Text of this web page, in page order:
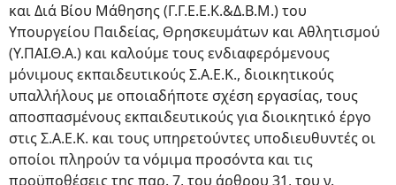
και Διά Βίου Μάθησης (Γ.Γ.Ε.Ε.Κ.&Δ.Β.Μ.) του
Υπουργείου Παιδείας, Θρησκευμάτων και Αθλητισμού
(Υ.ΠΑΙ.Θ.Α.) και καλούμε τους ενδιαφερόμενους
μόνιμους εκπαιδευτικούς Σ.Α.Ε.Κ., διοικητικούς
υπαλλήλους με οποιαδήποτε σχέση εργασίας, τους
αποσπασμένους εκπαιδευτικούς για διοικητικό έργο
στις Σ.Α.Ε.Κ. και τους υπηρετούντες υποδιευθυντές οι
οποίοι πληρούν τα νόμιμα προσόντα και τις
προϋποθέσεις της παρ. 7, του άρθρου 31, του ν.